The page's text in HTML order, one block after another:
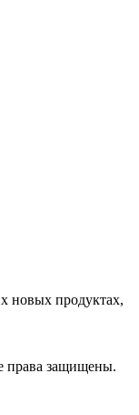
новых продуктах,
защищены.